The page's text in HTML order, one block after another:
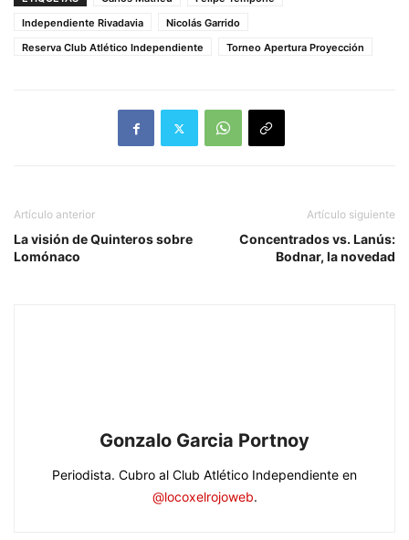
Independiente Rivadavia
Nicolás Garrido
Reserva Club Atlético Independiente
Torneo Apertura Proyección
Artículo anterior
La visión de Quinteros sobre
Lomónaco
Artículo siguiente
Concentrados vs. Lanús:
Bodnar, la novedad
Gonzalo Garcia Portnoy
Periodista. Cubro al Club Atlético Independiente en
@locoxelrojoweb.